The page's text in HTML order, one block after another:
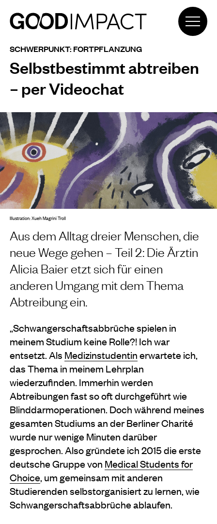
SCHWERPUNKT: FORTPFLANZUNG
Selbstbestimmt abtreiben
– per Videochat
Aus dem Alltag dreier Menschen, die
neue Wege gehen – Teil 2: Die Ärztin
Alicia Baier etzt sich für einen
anderen Umgang mit dem Thema
Abtreibung ein.
„Schwangerschaftsabbrüche spielen in
meinem Studium keine Rolle?! Ich war
entsetzt. Als Medizinstudentinerwartete ich,
das Thema in meinem Lehrplan
wiederzufinden. Immerhin werden
Abtreibungen fast so oft durchgeführt wie
Blinddarmoperationen. Doch während meines
gesamten Studiums an der Berliner Charité
wurde nur wenige Minuten darüber
gesprochen. Also gründete ich 2015 die erste
deutsche Gruppe von Medical Students for
Choice, um gemeinsam mit anderen
Studierenden selbstorganisiert zu lernen, wie
Schwangerschaftsabbrüche ablaufen.
Illustration: Xueh Magrini Troll